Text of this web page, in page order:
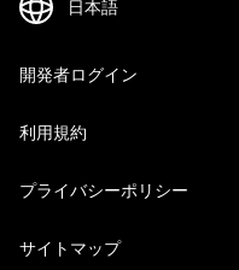
開発者ログイン
利用規約
プライバシーポリシー
サイトマップ